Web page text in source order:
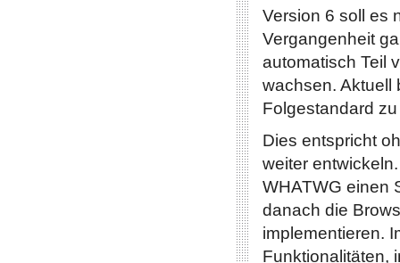
Version 6 soll es
Vergangenheit
automatisch Teil
wachsen. Aktuell
Folgestandard
Dies entspricht
weiter
WHATWG einen
danach die
implementieren.
Funktionalitäten,